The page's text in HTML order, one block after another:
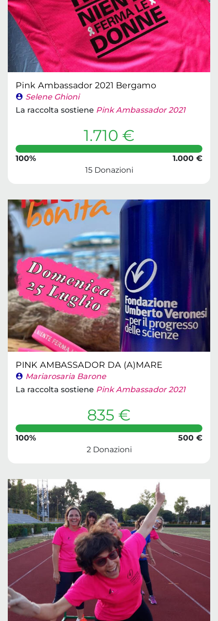
Pink Ambassador 2021 Bergamo
Selene Ghioni
La raccolta sostiene Pink Ambassador 2021
1.710 €
100%
1.000 €
15 Donazioni
PINK AMBASSADOR DA (A)MARE
Mariarosaria Barone
La raccolta sostiene Pink Ambassador 2021
835 €
100%
500 €
2 Donazioni